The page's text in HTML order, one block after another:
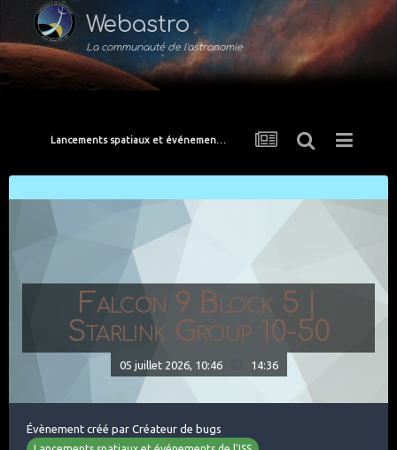
Webastro
La communauté de l'astronomie
Lancements spatiaux et événements de l'ISS
Falcon 9 Block 5 |
Starlink Group 10-50
05 juillet 2026, 10:46 14:36
Évènement créé par Créateur de bugs